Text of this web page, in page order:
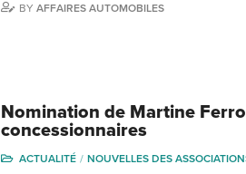
BYAFFAIRES AUTOMOBILES
Nomination de Martine
concessionnaires
ACTUALITÉ NOUVELLES DES